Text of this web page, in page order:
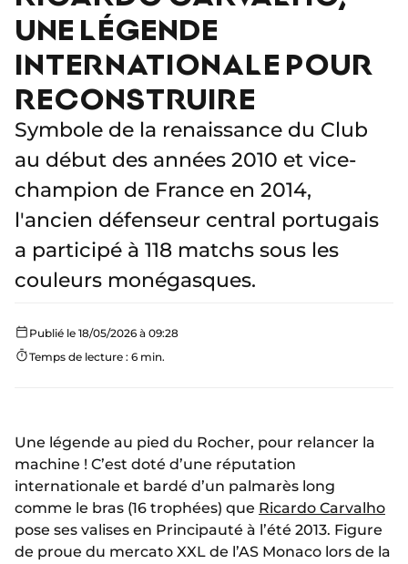
UNE LÉGENDE
INTERNATIONALE POUR
RECONSTRUIRE
Symbole de la renaissance du Club
au début des années 2010 et vice-
champion de France en 2014,
l'ancien défenseur central portugais
a participé à 118 matchs sous les
couleurs monégasques.
Publié le 18/05/2026 à 09:28
Temps de lecture : 6 min.
Une légende au pied du Rocher, pour relancer la
machine ! C’est doté d’une réputation
internationale et bardé d’un palmarès long
comme le bras (16 trophées) que Ricardo Carvalho
pose ses valises en Principauté à l’été 2013. Figure
de proue du mercato XXL de l’AS Monaco lors de la